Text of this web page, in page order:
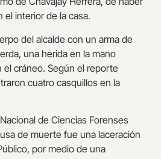
interior de la casa.
del alcalde con un arma de
una herida en la mano
cráneo. Según el reporte
cuatro casquillos en la
de Ciencias Forenses
de muerte fue una laceración
por medio de una